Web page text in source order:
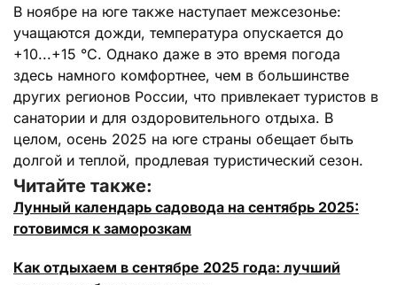
В ноябре на юге также наступает межсезонье:
учащаются дожди, температура опускается до
+10...+15 °C. Однако даже в это время погода
здесь намного комфортнее, чем в большинстве
других регионов России, что привлекает туристов в
санатории и для оздоровительного отдыха. В
целом, осень 2025 на юге страны обещает быть
долгой и теплой, продлевая туристический сезон.
Читайте также:
Лунный календарь садовода на сентябрь 2025:
готовимся к заморозкам
Как отдыхаем в сентябре 2025 года: лучший